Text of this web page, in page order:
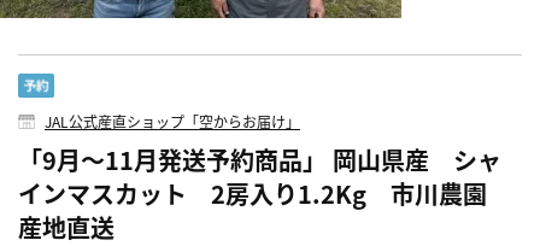
JAL公式産直ショップ「空からお届け」
「9月～11月発送予約商品」 岡山県産 シャ
インマスカット 2房入り1.2Kg 市川農園
産地直送